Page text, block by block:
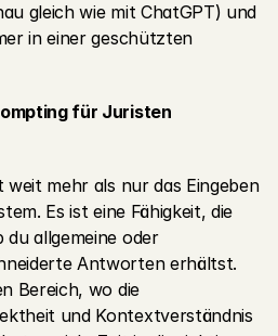
gleich wie mit ChatGPT) und
in einer geschützten
für Juristen
mehr als nur das Eingeben
Es ist eine Fähigkeit, die
allgemeine oder
Antworten erhältst.
Bereich, wo die
und Kontextverständnis